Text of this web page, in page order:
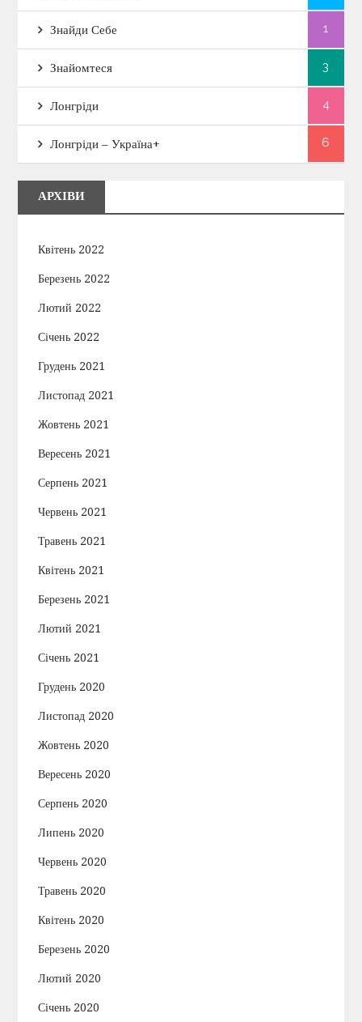
Знайди Себе 1
Знайомтеся 3
Лонгріди 4
Лонгріди – Україна+ 6
АРХІВИ
Квітень 2022
Березень 2022
Лютий 2022
Січень 2022
Грудень 2021
Листопад 2021
Жовтень 2021
Вересень 2021
Серпень 2021
Червень 2021
Травень 2021
Квітень 2021
Березень 2021
Лютий 2021
Січень 2021
Грудень 2020
Листопад 2020
Жовтень 2020
Вересень 2020
Серпень 2020
Липень 2020
Червень 2020
Травень 2020
Квітень 2020
Березень 2020
Лютий 2020
Січень 2020